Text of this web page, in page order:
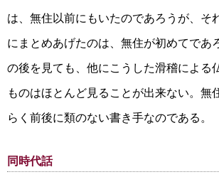
は、無住以前にもいたのであろうが、そ
にまとめあげたのは、無住が初めてであ
の後を見ても、他にこうした滑稽による
ものはほとんど見ることが出来ない。無
らく前後に類のない書き手なのである。
同時代話